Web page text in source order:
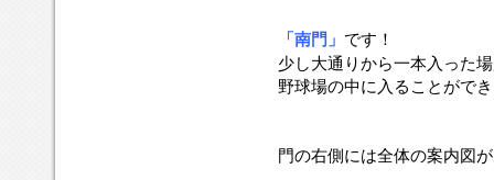
「南門」 です！
少し大通りから一本入った
野球場の中に入ることがで
門の右側には全体の案内図